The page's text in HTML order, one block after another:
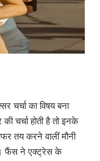
चर्चा का विषय बना
चर्चा होती है तो इनके
तय करने वालीं मौनी
फैंस ने एक्ट्रेस के